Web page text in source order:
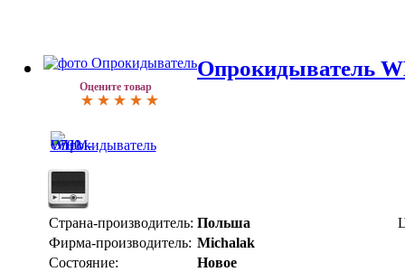
Оцените товар
Опрокидыватель
Страна-производитель: Польша
Фирма-производитель: Michalak
Состояние:
Новое